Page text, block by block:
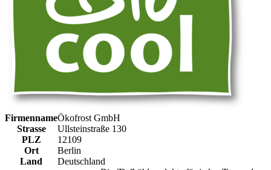
FirmennameÖkofrost GmbH
Strasse
Ullsteinstraße 130
PLZ
12109
Ort
Berlin
Land
Deutschland